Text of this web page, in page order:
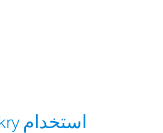
استخدام Stackry: دليل بسيط